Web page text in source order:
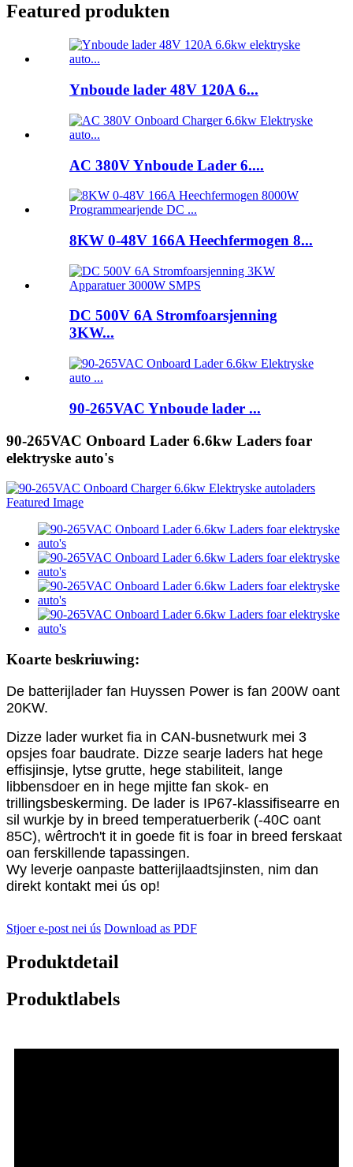
Featured produkten
Ynboude lader 48V 120A 6...
AC 380V Ynboude Lader 6....
8KW 0-48V 166A Heechfermogen 8...
DC 500V 6A Stromfoarsjenning
3KW...
90-265VAC Ynboude lader ...
90-265VAC Onboard Lader 6.6kw Laders foar
elektryske auto's
Koarte beskriuwing:
De batterijlader fan Huyssen Power is fan 200W oant
20KW.
Dizze lader wurket fia in CAN-busnetwurk mei 3
opsjes foar baudrate. Dizze searje laders hat hege
effisjinsje, lytse grutte, hege stabiliteit, lange
libbensdoer en in hege mjitte fan skok- en
trillingsbeskerming. De lader is IP67-klassifisearre en
sil wurkje by in breed temperatuerberik (-40C oant
85C), wêrtroch't it in goede fit is foar in breed ferskaat
oan ferskillende tapassingen.
Wy leverje oanpaste batterijlaadtsjinsten, nim dan
direkt kontakt mei ús op!
Stjoer e-post nei ús Download as PDF
Produktdetail
Produktlabels